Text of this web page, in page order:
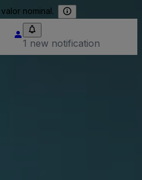
nominal.
1 new notification